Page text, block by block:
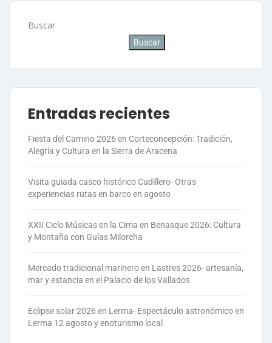
Buscar
Buscar
Entradas recientes
Fiesta del Camino 2026 en Corteconcepción: Tradición,
Alegría y Cultura en la Sierra de Aracena
Visita guiada casco histórico Cudillero- Otras
experiencias rutas en barco en agosto
XXII Ciclo Músicas en la Cima en Benasque 2026: Cultura
y Montaña con Guías Milorcha
Mercado tradicional marinero en Lastres 2026- artesanía,
mar y estancia en el Palacio de los Vallados
Eclipse solar 2026 en Lerma- Espectáculo astronómico en
Lerma 12 agosto y enoturismo local